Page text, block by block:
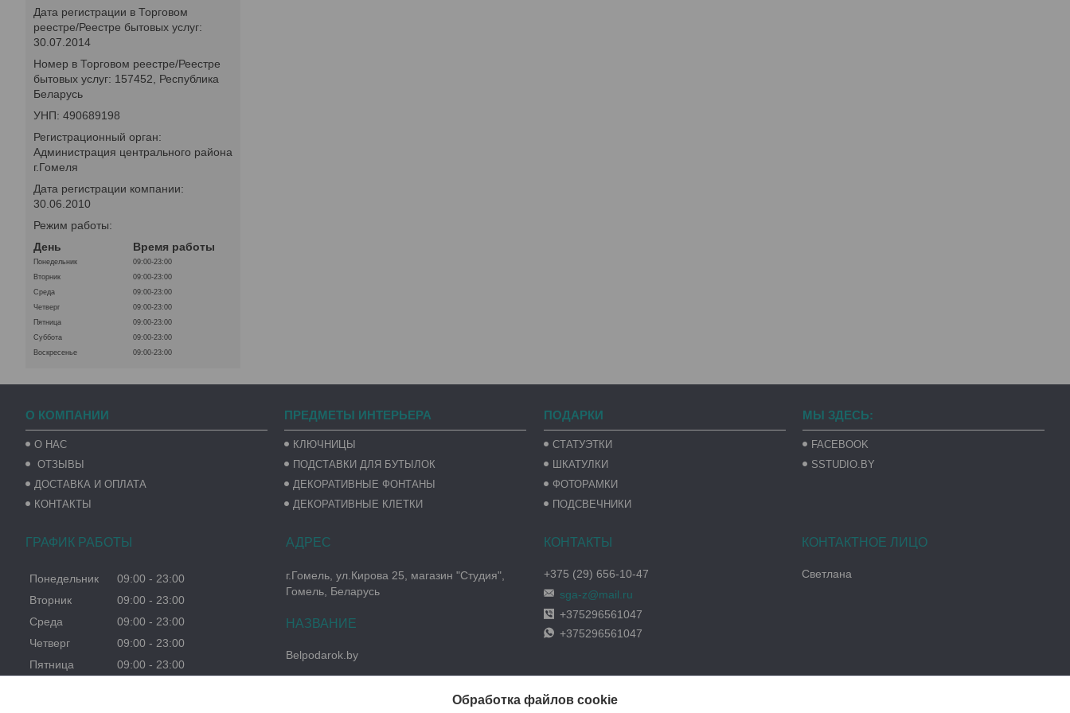
Дата регистрации в Торговом
реестре/Реестре бытовых услуг:
30.07.2014
Номер в Торговом реестре/Реестре
бытовых услуг: 157452, Республика
Беларусь
УНП: 490689198
Регистрационный орган:
Администрация центрального района
г.Гомеля
Дата регистрации компании:
30.06.2010
Режим работы:
День
Время работы
Понедельник
09:00-23:00
Вторник
09:00-23:00
Среда
09:00-23:00
Четверг
09:00-23:00
Пятница
09:00-23:00
Суббота
09:00-23:00
Воскресенье
09:00-23:00
О КОМПАНИИ
О НАС
ОТЗЫВЫ
ДОСТАВКА И ОПЛАТА
КОНТАКТЫ
ПРЕДМЕТЫ ИНТЕРЬЕРА
КЛЮЧНИЦЫ
ПОДСТАВКИ ДЛЯ БУТЫЛОК
ДЕКОРАТИВНЫЕ ФОНТАНЫ
ДЕКОРАТИВНЫЕ КЛЕТКИ
ПОДАРКИ
СТАТУЭТКИ
ШКАТУЛКИ
ФОТОРАМКИ
ПОДСВЕЧНИКИ
МЫ ЗДЕСЬ:
FACEBOOK
SSTUDIO.BY
ГРАФИК РАБОТЫ
Понедельник 09:00
23:00
Вторник
09:00
23:00
Среда
09:00
23:00
Четверг
09:00
23:00
Пятница
09:00
23:00
г.Гомель, ул.Кирова 25, магазин "Студия",
Гомель, Беларусь
Belpodarok.by
+375 (29) 656-10-47
sga-z@mail.ru
+375296561047
+375296561047
Светлана
Обработка файлов cookie